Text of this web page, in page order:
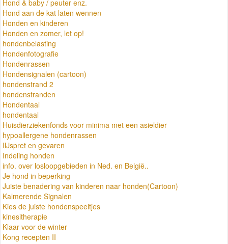
Hond & baby / peuter enz.
Hond aan de kat laten wennen
Honden en kinderen
Honden en zomer, let op!
hondenbelasting
Hondenfotografie
Hondenrassen
Hondensignalen (cartoon)
hondenstrand 2
hondenstranden
Hondentaal
hondentaal
Huisdierziekenfonds voor minima met een asieldier
hypoallergene hondenrassen
IIJspret en gevaren
Indeling honden
info. over losloopgebieden in Ned. en België..
Je hond in beperking
Juiste benadering van kinderen naar honden(Cartoon)
Kalmerende Signalen
Kies de juiste hondenspeeltjes
kinesitherapie
Klaar voor de winter
Kong recepten II